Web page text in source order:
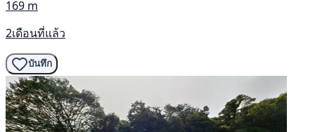
169 m
2เดือนที่แล้ว
บันทึก